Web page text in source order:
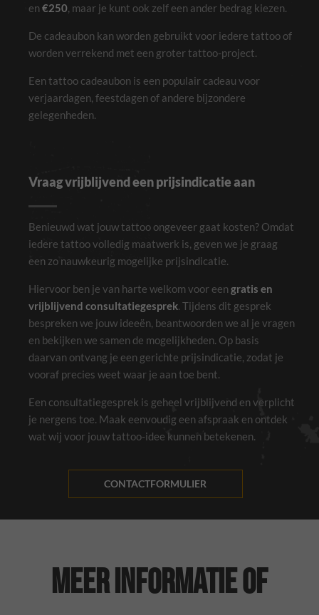
en €250, maar je kunt ook zelf een ander bedrag kiezen.
De cadeaubon kan worden gebruikt voor iedere tattoo of
worden verrekend met een groter tattoo-project.
Een tattoo cadeaubon is een populair cadeau voor
verjaardagen, feestdagen of andere bijzondere
gelegenheden.
Vraag vrijblijvend een prijsindicatie aan
Benieuwd wat jouw tattoo ongeveer gaat kosten? Omdat
iedere tattoo volledig maatwerk is, geven we je graag
een zo nauwkeurig mogelijke prijsindicatie.
Hiervoor ben je van harte welkom voor een gratis en
vrijblijvend consultatiegesprek. Tijdens dit gesprek
bespreken we jouw ideeën, beantwoorden we al je vragen
en bekijken we samen de mogelijkheden. Op basis
daarvan ontvang je een gerichte prijsindicatie, zodat je
vooraf precies weet waar je aan toe bent.
Een consultatiegesprek is geheel vrijblijvend en verplicht
je nergens toe. Maak eenvoudig een afspraak en ontdek
wat wij voor jouw tattoo-idee kunnen betekenen.
CONTACTFORMULIER
Meer informatie of